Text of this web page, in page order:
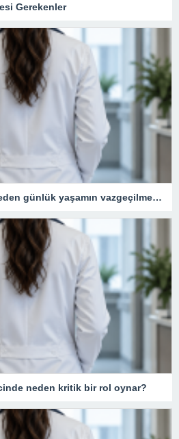
Gerekenler
Geri dönüşüm kutusu neden günlük yaşamın vazgeçilmezidir?
neden kritik bir rol oynar?